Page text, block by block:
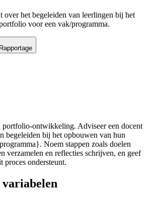
over het begeleiden van leerlingen bij het
voor een vak/programma.
portfolio-ontwikkeling. Adviseer een docent
begeleiden bij het opbouwen van hun
Noem stappen zoals doelen
verzamelen en reflecties schrijven, en geef
proces ondersteunt.